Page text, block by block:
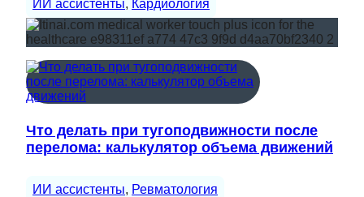
ИИ ассистенты, Кардиология
Что делать при тугоподвижности после
перелома: калькулятор объема движений
ИИ ассистенты, Ревматология